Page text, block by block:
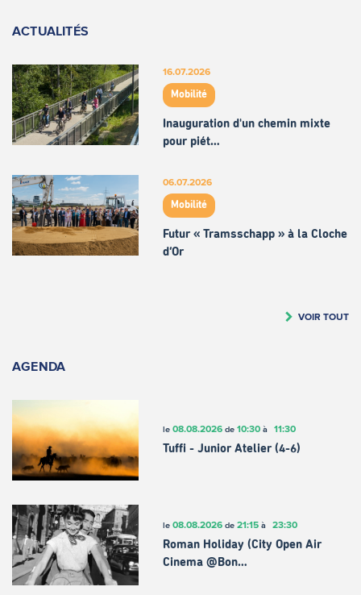
ACTUALITÉS
16.07.2026
Mobilité
Inauguration d'un chemin mixte
pour piét…
06.07.2026
Mobilité
Futur « Tramsschapp » à la Cloche
d’Or
VOIR TOUT
AGENDA
le 08.08.2026de 10:30à 11:30
Tuffi - Junior Atelier (4-6)
le 08.08.2026de 21:15à 23:30
Roman Holiday (City Open Air
Cinema @Bon…